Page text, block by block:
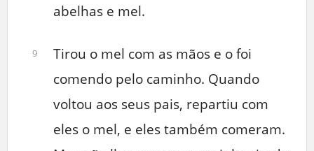
abelhas e mel.
9
Tirou o mel com as mãos e o foi
comendo pelo caminho. Quando
voltou aos seus pais, repartiu com
eles o mel, e eles também comeram.